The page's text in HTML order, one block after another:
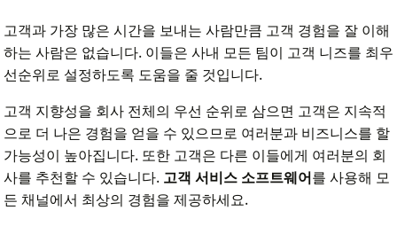
고객과 가장 많은 시간을 보내는 사람만큼 고객 경험을 잘 이해
하는 사람은 없습니다. 이들은 사내 모든 팀이 고객 니즈를 최우
선순위로 설정하도록 도움을 줄 것입니다.
고객 지향성을 회사 전체의 우선 순위로 삼으면 고객은 지속적
으로 더 나은 경험을 얻을 수 있으므로 여러분과 비즈니스를 할
가능성이 높아집니다. 또한 고객은 다른 이들에게 여러분의 회
사를 추천할 수 있습니다. 고객 서비스 소프트웨어를 사용해 모
든 채널에서 최상의 경험을 제공하세요.